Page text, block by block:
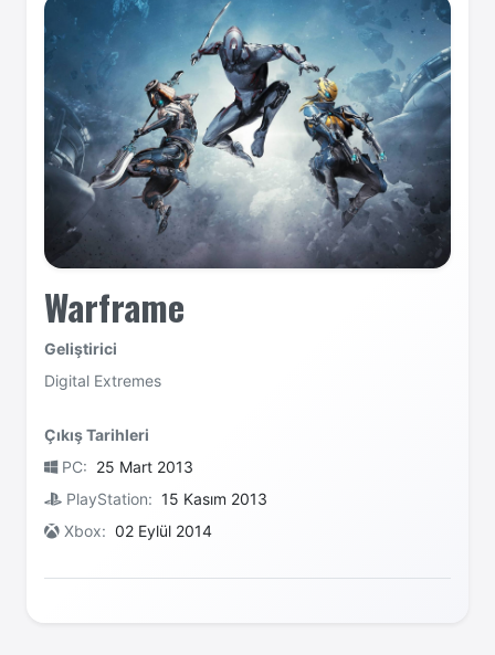
Warframe
Geliştirici
Digital Extremes
Çıkış Tarihleri
PC: 25 Mart 2013
PlayStation: 15 Kasım 2013
Xbox: 02 Eylül 2014